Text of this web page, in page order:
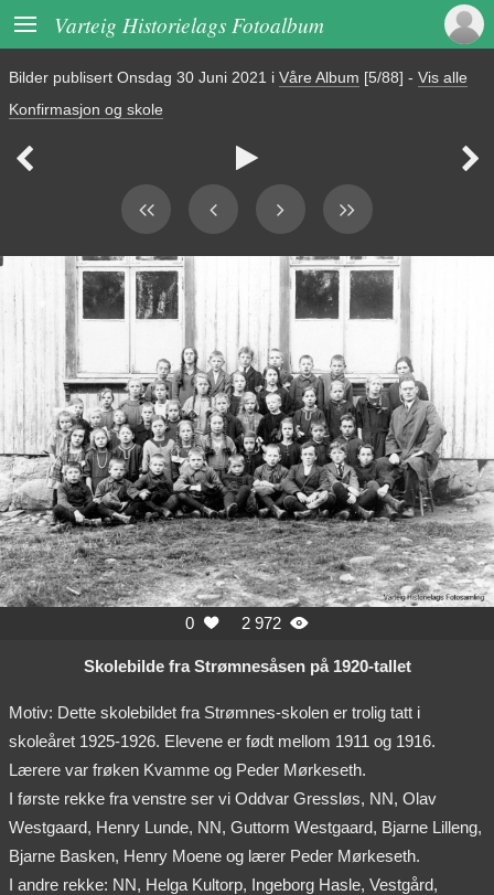
 Varteig Historielags Fotoalbum
Bilder publisert Onsdag 30 Juni 2021 i Våre Album [5/88] - Vis alle
Konfirmasjon og skole
  
0  2 972 
Skolebilde fra Strømnesåsen på 1920-tallet
Motiv: Dette skolebildet fra Strømnes-skolen er trolig tatt i
skoleåret 1925-1926. Elevene er født mellom 1911 og 1916.
Lærere var frøken Kvamme og Peder Mørkeseth.
I første rekke fra venstre ser vi Oddvar Gressløs, NN, Olav
Westgaard, Henry Lunde, NN, Guttorm Westgaard, Bjarne Lilleng,
Bjarne Basken, Henry Moene og lærer Peder Mørkeseth.
I andre rekke: NN, Helga Kultorp, Ingeborg Hasle, Vestgård,